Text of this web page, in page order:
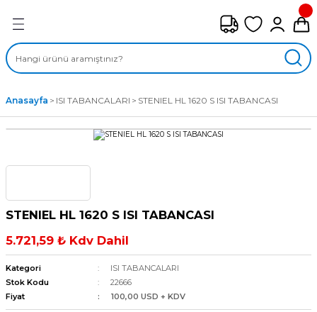
ÇEŞİTLERİ
FANLAR
FANLAR
Anasayfa ISI TABANCALARI STENIEL HL 1620 S ISI TABANCASI
STENIEL HL 1620 S ISI TABANCASI
5.721,59 ₺ Kdv Dahil
Kategori
ISI TABANCALARI
Stok Kodu
22666
Fiyat
100,00 USD + KDV